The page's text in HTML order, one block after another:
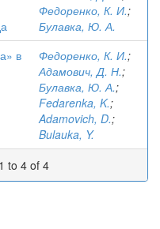
Федоренко, К. И.;
Булавка, Ю. А.
в
Федоренко, К. И.;
Адамович, Д. Н.;
Булавка, Ю. А.;
Fedarenka, K.;
Adamovich, D.;
Bulauka, Y.
to 4 of 4